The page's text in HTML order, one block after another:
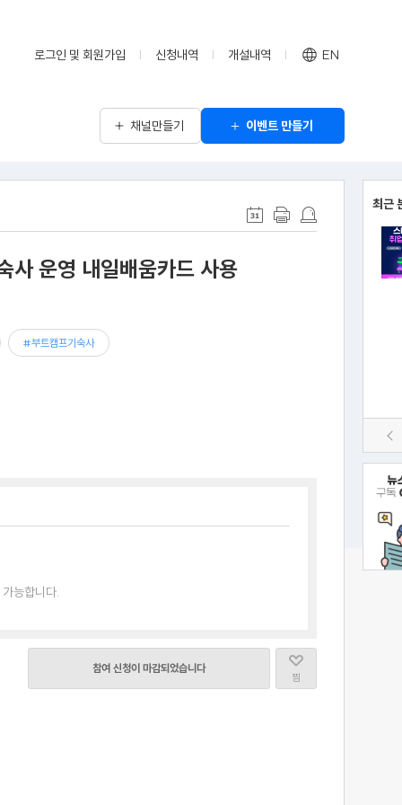
로그인 및 회원가입 신청내역 개설내역 EN
채널만들기 이벤트 만들기
최근
사 운영 내일배움카드 사용
#부트캠프기숙사
능합니다.
찜
참여 신청이 마감되었습니다